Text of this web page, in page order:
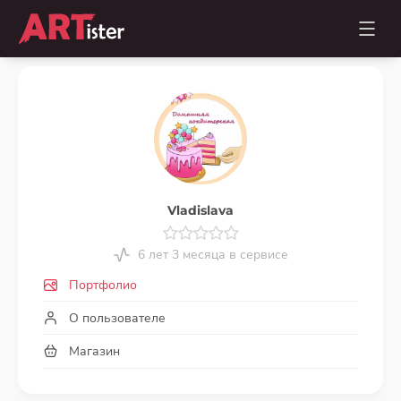
Vladislava
6 лет 3 месяца в сервисе
Портфолио
О пользователе
Магазин